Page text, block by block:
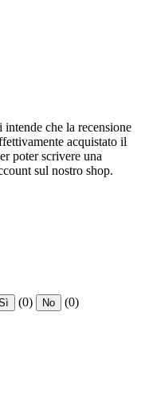
che la recensione
acquistato il
poter scrivere una
sul nostro shop.
(0) No (0)